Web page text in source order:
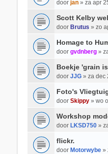
door jan» za apr
Scott Kelby
door Brutus » zo
Homage to
door gvdnberg»
Boekje 'grain
door JJG» za dec
Foto's
door Skippy» wo
Workshop
door LKSD750»
flickr.
door Motorwybe»